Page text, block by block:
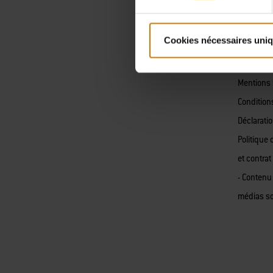
Cookies nécessaires
Presse
Weber
Mentions
Politique
et
-
médias